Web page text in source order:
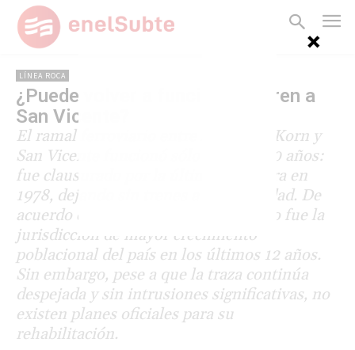
LÍNEA ROCA
¿Puede volver a funcionar el tren a
San Vicente?
El ramal ferroviario entre Alejandro Korn y
San Vicente funcionó sólo durante 50 años:
fue clausurado por la última dictadura en
1978, dejando sin trenes a esa localidad. De
acuerdo con el Censo 2022, el partido fue la
jurisdicción de mayor crecimiento
poblacional del país en los últimos 12 años.
Sin embargo, pese a que la traza continúa
despejada y sin intrusiones significativas, no
existen planes oficiales para su
rehabilitación.